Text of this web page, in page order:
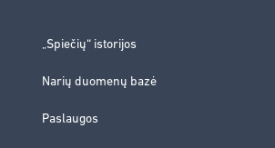
„Spiečių“ istorijos
Narių duomenų bazė
Paslaugos